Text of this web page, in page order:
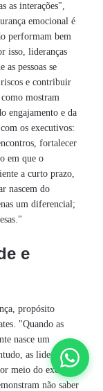
as interações",
emocional é
performam bem
isso, lideranças
as pessoas se
riscos e contribuir
mostram
engajamento e da
os executivos:
fortalecer
em que o
a curto prazo,
nascem do
um diferencial;
e
propósito
"Quando as
nasce um
as lideranças
meio do exemplo:
não saber